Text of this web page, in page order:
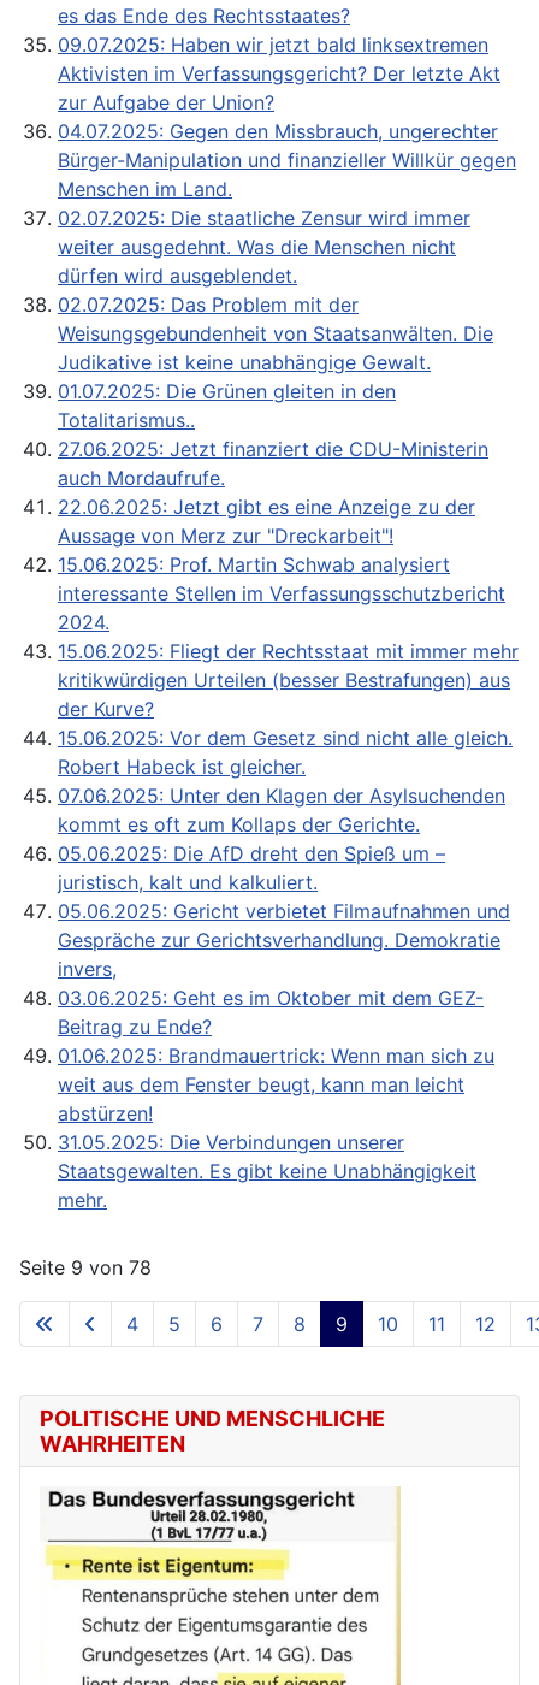
es das Ende des Rechtsstaates?
09.07.2025: Haben wir jetzt bald linksextremen
Aktivisten im Verfassungsgericht? Der letzte Akt
zur Aufgabe der Union?
04.07.2025: Gegen den Missbrauch, ungerechter
Bürger-Manipulation und finanzieller Willkür gegen
Menschen im Land.
02.07.2025: Die staatliche Zensur wird immer
weiter ausgedehnt. Was die Menschen nicht
dürfen wird ausgeblendet.
02.07.2025: Das Problem mit der
Weisungsgebundenheit von Staatsanwälten. Die
Judikative ist keine unabhängige Gewalt.
01.07.2025: Die Grünen gleiten in den
Totalitarismus..
27.06.2025: Jetzt finanziert die CDU-Ministerin
auch Mordaufrufe.
22.06.2025: Jetzt gibt es eine Anzeige zu der
Aussage von Merz zur "Dreckarbeit"!
15.06.2025: Prof. Martin Schwab analysiert
interessante Stellen im Verfassungsschutzbericht
2024.
15.06.2025: Fliegt der Rechtsstaat mit immer mehr
kritikwürdigen Urteilen (besser Bestrafungen) aus
der Kurve?
15.06.2025: Vor dem Gesetz sind nicht alle gleich.
Robert Habeck ist gleicher.
07.06.2025: Unter den Klagen der Asylsuchenden
kommt es oft zum Kollaps der Gerichte.
05.06.2025: Die AfD dreht den Spieß um –
juristisch, kalt und kalkuliert.
05.06.2025: Gericht verbietet Filmaufnahmen und
Gespräche zur Gerichtsverhandlung. Demokratie
invers,
03.06.2025: Geht es im Oktober mit dem GEZ-
Beitrag zu Ende?
01.06.2025: Brandmauertrick: Wenn man sich zu
weit aus dem Fenster beugt, kann man leicht
abstürzen!
31.05.2025: Die Verbindungen unserer
Staatsgewalten. Es gibt keine Unabhängigkeit
mehr.
Seite 9 von 78
4 5 6 7 8 9 10 11 12
POLITISCHE UND MENSCHLICHE
WAHRHEITEN